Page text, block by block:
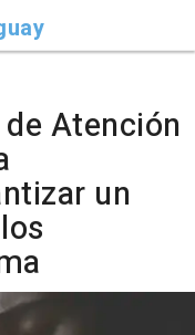
Atención
un